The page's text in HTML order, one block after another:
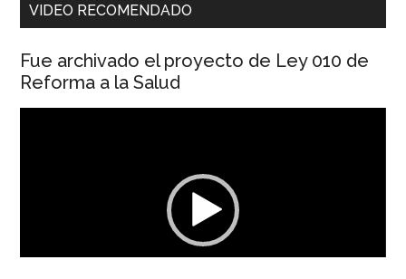
VIDEO RECOMENDADO
Fue archivado el proyecto de Ley 010 de
Reforma a la Salud